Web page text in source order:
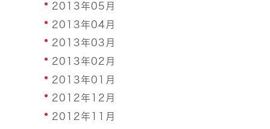
2013年05月
2013年04月
2013年03月
2013年02月
2013年01月
2012年12月
2012年11月